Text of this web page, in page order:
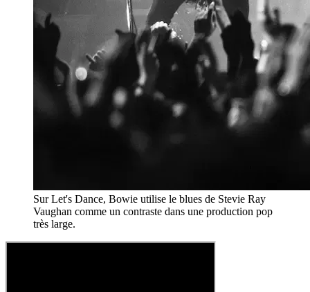
Sur Let's Dance, Bowie utilise le blues de Stevie Ray
Vaughan comme un contraste dans une production pop
très large.